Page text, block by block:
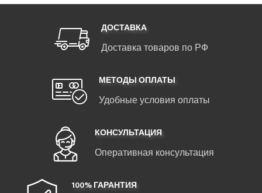
ДОСТАВКА
Доставка товаров по РФ
МЕТОДЫ ОПЛАТЫ
Удобные условия оплаты
КОНСУЛЬТАЦИЯ
Оперативная консультация
100% ГАРАНТИЯ